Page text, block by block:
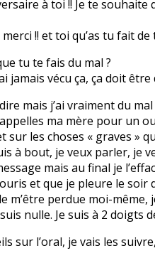
à toi !! Je te souhaite
!! et toi qu’as tu fait de
tu te fais du mal ?
jamais vécu ça, ça doit
mais j’ai vraiment du
ma mère pour un
sur les choses « graves »
à bout, je veux parler, je
mais au final je
et que je pleure le soir
m’être perdue moi-
nulle. Je suis à 2 doigts
sur l’oral, je vais les